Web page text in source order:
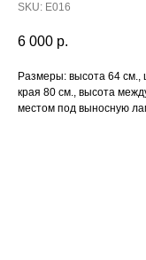
SKU: E016
6 000 р.
Размеры: высота 64 см.,
края 80 см., высота
местом под выносную